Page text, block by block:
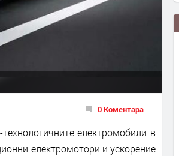
0 Коментара
електромобили в
електромотори и ускорение